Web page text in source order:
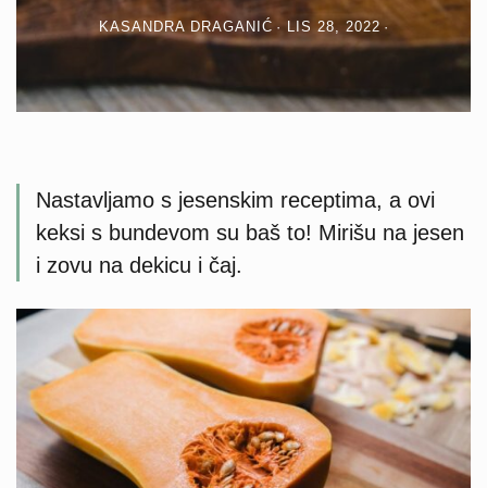
KASANDRA DRAGANIĆ LIS 28, 2022
Nastavljamo s jesenskim receptima, a ovi
keksi s bundevom su baš to! Mirišu na jesen
i zovu na dekicu i čaj.